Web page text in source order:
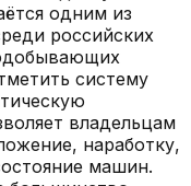
одним из
российских
систему
владельцам
наработку,
машин.